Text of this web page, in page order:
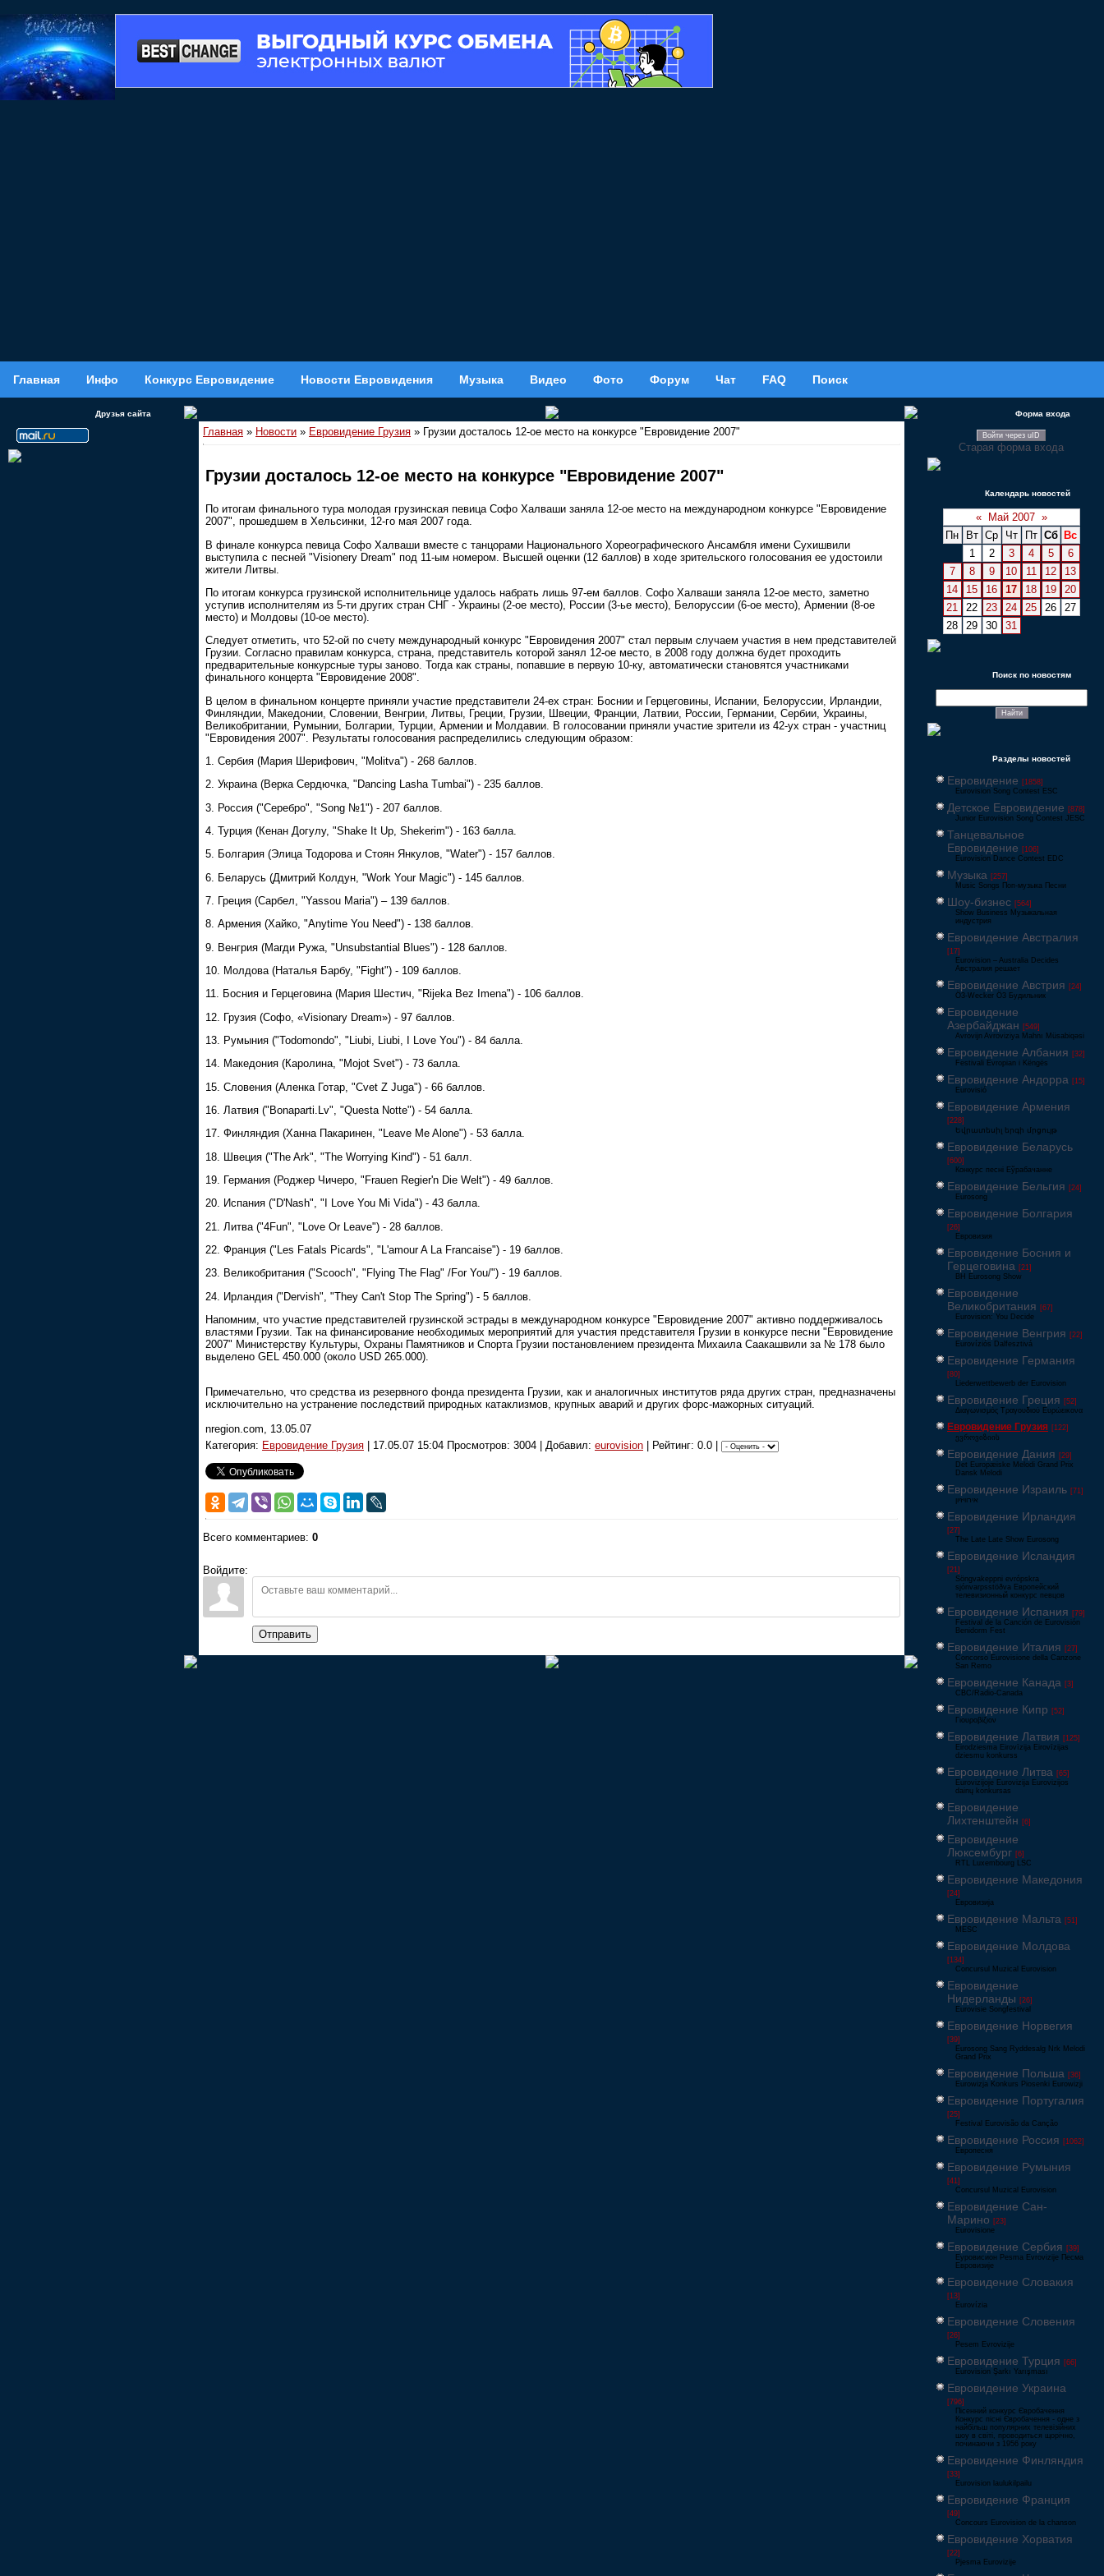
Главная Инфо Конкурс Евровидение Новости Евровидения Музыка Видео Фото Форум Чат FAQ Поиск
Друзья сайта
Главная » Новости » Евровидение Грузия » Грузии досталось 12-ое место на конкурсе "Евровидение 2007"
Грузии досталось 12-ое место на конкурсе "Евровидение 2007"
По итогам финального тура молодая грузинская певица Софо Халваши заняла 12-ое место на международном конкурсе "Евровидение
2007", прошедшем в Хельсинки, 12-го мая 2007 года.
В финале конкурса певица Софо Халваши вместе с танцорами Национального Хореографического Ансамбля имени Сухишвили
выступила с песней "Visionery Dream" под 11-ым номером. Высшей оценки (12 баллов) в ходе зрительского голосования ее удостоили
жители Литвы.
По итогам конкурса грузинской исполнительнице удалось набрать лишь 97-ем баллов. Софо Халваши заняла 12-ое место, заметно
уступив исполнителям из 5-ти других стран СНГ - Украины (2-ое место), России (3-ье место), Белоруссии (6-ое место), Армении (8-ое
место) и Молдовы (10-ое место).
Следует отметить, что 52-ой по счету международный конкурс "Евровидения 2007" стал первым случаем участия в нем представителей
Грузии. Согласно правилам конкурса, страна, представитель которой занял 12-ое место, в 2008 году должна будет проходить
предварительные конкурсные туры заново. Тогда как страны, попавшие в первую 10-ку, автоматически становятся участниками
финального концерта "Евровидение 2008".
В целом в финальном концерте приняли участие представители 24-ех стран: Боснии и Герцеговины, Испании, Белоруссии, Ирландии,
Финляндии, Македонии, Словении, Венгрии, Литвы, Греции, Грузии, Швеции, Франции, Латвии, России, Германии, Сербии, Украины,
Великобритании, Румынии, Болгарии, Турции, Армении и Молдавии. В голосовании приняли участие зрители из 42-ух стран - участниц
"Евровидения 2007". Результаты голосования распределились следующим образом:
1. Сербия (Мария Шерифович, "Molitva") - 268 баллов.
2. Украина (Верка Сердючка, "Dancing Lasha Tumbai") - 235 баллов.
3. Россия ("Серебро", "Song №1") - 207 баллов.
4. Турция (Кенан Догулу, "Shake It Up, Shekerim") - 163 балла.
5. Болгария (Элица Тодорова и Стоян Янкулов, "Water") - 157 баллов.
6. Беларусь (Дмитрий Колдун, "Work Your Magic") - 145 баллов.
7. Греция (Сарбел, "Yassou Maria") – 139 баллов.
8. Армения (Хайко, "Anytime You Need") - 138 баллов.
9. Венгрия (Магди Ружа, "Unsubstantial Blues") - 128 баллов.
10. Молдова (Наталья Барбу, "Fight") - 109 баллов.
11. Босния и Герцеговина (Мария Шестич, "Rijeka Bez Imena") - 106 баллов.
12. Грузия (Софо, «Visionary Dream») - 97 баллов.
13. Румыния ("Todomondo", "Liubi, Liubi, I Love You") - 84 балла.
14. Македония (Каролина, "Mojot Svet") - 73 балла.
15. Словения (Аленка Готар, "Cvet Z Juga") - 66 баллов.
16. Латвия ("Bonaparti.Lv", "Questa Notte") - 54 балла.
17. Финляндия (Ханна Пакаринен, "Leave Me Alone") - 53 балла.
18. Швеция ("The Ark", "The Worrying Kind") - 51 балл.
19. Германия (Роджер Чичеро, "Frauen Regier'n Die Welt") - 49 баллов.
20. Испания ("D'Nash", "I Love You Mi Vida") - 43 балла.
21. Литва ("4Fun", "Love Or Leave") - 28 баллов.
22. Франция ("Les Fatals Picards", "L'amour A La Francaise") - 19 баллов.
23. Великобритания ("Scooch", "Flying The Flag" /For You/") - 19 баллов.
24. Ирландия ("Dervish", "They Can't Stop The Spring") - 5 баллов.
Напомним, что участие представителей грузинской эстрады в международном конкурсе "Евровидение 2007" активно поддерживалось
властями Грузии. Так на финансирование необходимых мероприятий для участия представителя Грузии в конкурсе песни "Евровидение
2007" Министерству Культуры, Охраны Памятников и Спорта Грузии постановлением президента Михаила Саакашвили за № 178 было
выделено GEL 450.000 (около USD 265.000).
Примечательно, что средства из резервного фонда президента Грузии, как и аналогичных институтов ряда других стран, предназначены
исключительно на устранение последствий природных катаклизмов, крупных аварий и других форс-мажорных ситуаций.
nregion.com, 13.05.07
Категория: Евровидение Грузия 17.05.07 15:04 Просмотров: 3004 | Добавил: eurovision | Рейтинг: 0.0 |
Всего комментариев: 0
Войдите:
Отправить
Форма входа
Войти через uID
Старая форма входа
Календарь новостей
« Май 2007 »
Пн
Вт Ср Чт Пт Сб
Вс
1
2 3 4 5
6
7
8 9 10 11 12
13
14
15 16 17 18 19
20
21
22 23 24 25 26
27
28
29 30 31
Поиск по новостям
Разделы новостей
Евровидение [1858]
Eurovision Song Contest ESC
Детское Евровидение [878]
Junior Eurovision Song Contest JESC
Танцевальное
Евровидение [106]
Eurovision Dance Contest EDC
Музыка [257]
Music Songs Поп-музыка Песни
Шоу-бизнес [564]
Show Business Музыкальная
индустрия
Евровидение Австралия
[17]
Eurovision – Australia Decides
Австралия решает
Евровидение Австрия [24]
Ö3-Wecker Ö3 Будильник
Евровидение
Азербайджан [549]
Avrovijn Avroviziya Mahnı Müsabiqəsi
Евровидение Албания [32]
Festivali Evropian i Këngës
Евровидение Андорра [15]
Eurovisió
Евровидение Армения
[228]
Եվրատեսիլ երգի մրցույթ
Евровидение Беларусь
[600]
Конкурс песні Еўрабачанне
Евровидение Бельгия [24]
Eurosong
Евровидение Болгария
[26]
Евровизия
Евровидение Босния и
Герцеговина [21]
BH Eurosong Show
Евровидение
Великобритания [67]
Eurovision: You Decide
Евровидение Венгрия [22]
Eurovíziós Dalfesztivá
Евровидение Германия
[80]
Liederwettbewerb der Eurovision
Евровидение Греция [52]
Διαγωνισμός Τραγουδιού Ευρώεικονα
Евровидение Грузия [122]
ევროვიზიის
Евровидение Дания [29]
Det Europæiske Melodi Grand Prix
Dansk Melodi
Евровидение Израиль [71]
‏אירוויזיון
Евровидение Ирландия
[27]
The Late Late Show Eurosong
Евровидение Исландия
[21]
Söngvakeppni evrópskra
sjónvarpsstöðva Европейский
телевизионный конкурс певцов
Евровидение Испания [79]
Festival de la Canción de Eurovisión
Benidorm Fest
Евровидение Италия [27]
Concorso Eurovisione della Canzone
San Remo
Евровидение Канада [3]
CBC/Radio-Canada
Евровидение Кипр [52]
Γιουροβίζιον
Евровидение Латвия [125]
Eirodziesma Eirovīzija Eirovīzijas
dziesmu konkurss
Евровидение Литва [65]
Eurovizijoje Eurovizija Eurovizijos
dainų konkursas
Евровидение
Лихтенштейн [6]
Евровидение
Люксембург [6]
RTL Luxembourg LSC
Евровидение Македония
[24]
Евровизија
Евровидение Мальта [51]
MESC
Евровидение Молдова
[134]
Concursul Muzical Eurovision
Евровидение
Нидерланды [26]
Eurovisie Songfestival
Евровидение Норвегия
[39]
Eurosong Sang Ryddesalg Nrk Melodi
Grand Prix
Евровидение Польша [36]
Eurowizja Konkurs Piosenki Eurowizji
Евровидение Португалия
[25]
Festival Eurovisão da Canção
Евровидение Россия [1062]
Европесня
Евровидение Румыния
[41]
Concursul Muzical Eurovision
Евровидение Сан-
Марино [23]
Eurovisione
Евровидение Сербия [39]
Еуровисион Pesma Evrovizije Песма
Евровизије
Евровидение Словакия
[13]
Eurovízia
Евровидение Словения
[26]
Pesem Evrovizije
Евровидение Турция [66]
Eurovision Şarkı Yarışması
Евровидение Украина
[796]
Пісенний конкурс Євробачення
Конкурс пісні Євробачення - одне з
найбільш популярних телевізійних
шоу в світі, проводиться щорічно,
починаючи з 1956 року
Евровидение Финляндия
[33]
Eurovision laulukilpailu
Евровидение Франция
[49]
Concours Eurovision de la chanson
Евровидение Хорватия
[22]
Pjesma Eurovizije